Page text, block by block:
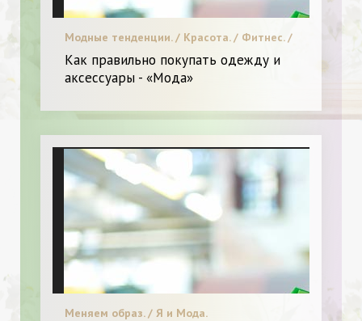
Модные тенденции. / Красота. / Фитнес. /
Как правильно покупать одежду и
аксессуары - «Мода»
Меняем образ. / Я и Мода.